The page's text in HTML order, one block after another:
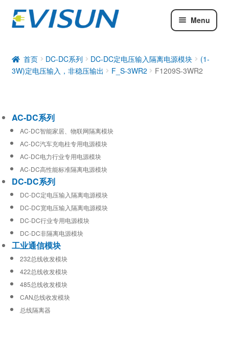
Menu
DC-DC系列
工业通信模块
首页 DC-DC系列 DC-DC定电压输入隔离电源模块
(1-
3W)定电压输入，非稳压输出
F_S-3WR2 F1209S-3WR2
AC-DC系列
AC-DC智能家居、物联网隔离模块
AC-DC汽车充电柱专用电源模块
AC-DC电力行业专用电源模块
AC-DC高性能标准隔离电源模块
DC-DC系列
DC-DC定电压输入隔离电源模块
DC-DC宽电压输入隔离电源模块
DC-DC行业专用电源模块
DC-DC非隔离电源模块
工业通信模块
232总线收发模块
422总线收发模块
485总线收发模块
CAN总线收发模块
总线隔离器